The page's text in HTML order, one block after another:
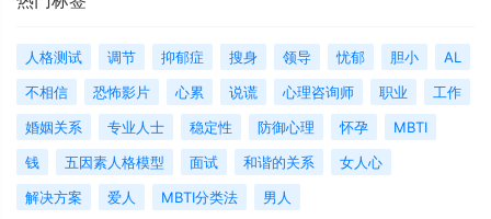
人格测试 调节 抑郁症 搜身 领导 忧郁 胆小
AL
不相信
恐怖影片 心累 说谎 心理咨询师 职业
工作
婚姻关系
专业人士 稳定性 防御心理 怀孕
MBTI
钱
五因素人格模型 面试 和谐的关系
女人心
解决方案
爱人 MBTI分类法 男人